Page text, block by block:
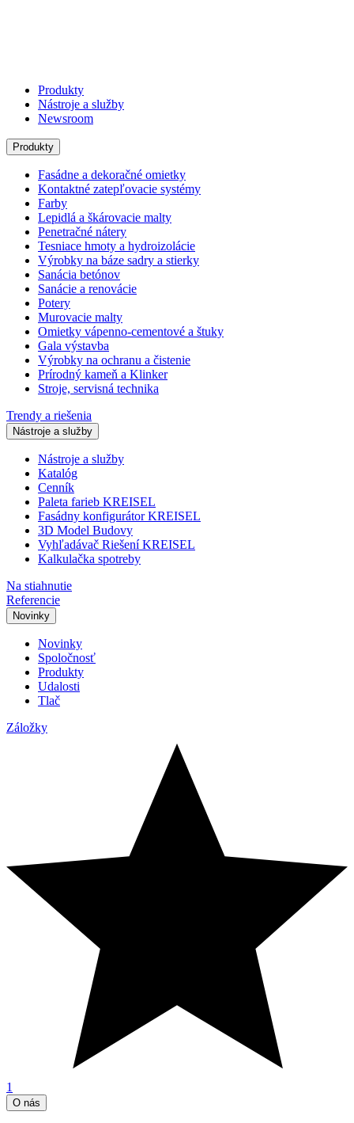
Produkty
Nástroje a služby
Newsroom
Produkty
Fasádne a dekoračné omietky
Kontaktné zatepľovacie systémy
Farby
Lepidlá a škárovacie malty
Penetračné nátery
Tesniace hmoty a hydroizolácie
Výrobky na báze sadry a stierky
Sanácia betónov
Sanácie a renovácie
Potery
Murovacie malty
Omietky vápenno-cementové a štuky
Gala výstavba
Výrobky na ochranu a čistenie
Prírodný kameň a Klinker
Stroje, servisná technika
Trendy a riešenia
Nástroje a služby
Nástroje a služby
Katalóg
Cenník
Paleta farieb KREISEL
Fasádny konfigurátor KREISEL
3D Model Budovy
Vyhľadávač Riešení KREISEL
Kalkulačka spotreby
Na stiahnutie
Referencie
Novinky
Novinky
Spoločnosť
Produkty
Udalosti
Tlač
Záložky
1
O nás